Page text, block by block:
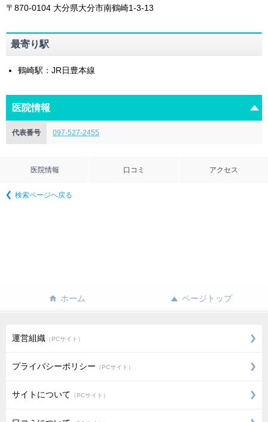
〒870-0104 大分県大分市南鶴崎1-3-13
最寄り駅
鶴崎駅：JR日豊本線
医院情報
代表番号 097-527-2455
医院情報 口コミ アクセス
検索ページへ戻る
ホーム ページトップ
運営組織 （PCサイト）
プライバシーポリシー （PCサイト）
サイトについて （PCサイト）